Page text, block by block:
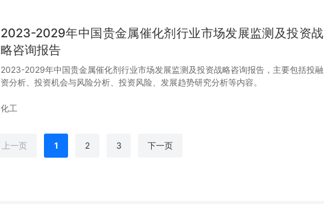
2023-2029年中国贵金属催化剂行业市场发展监测及投资战
略咨询报告
2023-2029年中国贵金属催化剂行业市场发展监测及投资战略咨询报告，主要包括投融
资分析、投资机会与风险分析、投资风险、发展趋势研究分析等内容。
化工
上一页 1 2 3 下一页